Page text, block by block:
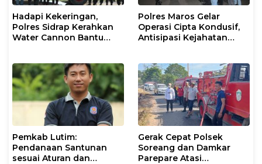
Hadapi Kekeringan,
Polres Sidrap Kerahkan
Water Cannon Bantu
Polres Maros Gelar
Operasi Cipta Kondusif,
Antisipasi Kejahatan
Pemkab Lutim:
Pendanaan Santunan
sesuai Aturan dan
Gerak Cepat Polsek
Soreang dan Damkar
Parepare Atasi